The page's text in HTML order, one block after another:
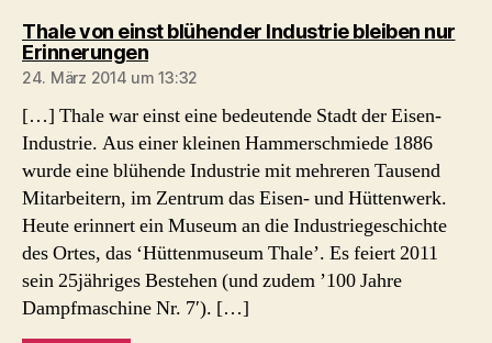
Thale von einst blühender Industrie bleiben nur
Erinnerungensagt:
24. März 2014 um 13:32
[…] Thale war einst eine bedeutende Stadt der Eisen-
Industrie. Aus einer kleinen Hammerschmiede 1886
wurde eine blühende Industrie mit mehreren Tausend
Mitarbeitern, im Zentrum das Eisen- und Hüttenwerk.
Heute erinnert ein Museum an die Industriegeschichte
des Ortes, das ‘Hüttenmuseum Thale’. Es feiert 2011
sein 25jähriges Bestehen (und zudem ’100 Jahre
Dampfmaschine Nr. 7′). […]